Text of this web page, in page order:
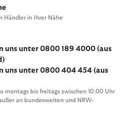
Händler in Ihrer Nähe
uns unter 0800 189 4000 (aus
uns unter 0800 404 454 (aus
montags bis freitags zwischen 10.00 Uhr
an bundesweiten und NRW-